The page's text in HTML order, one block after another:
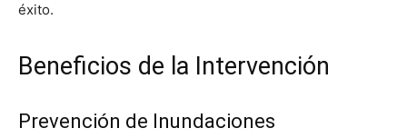
éxito.
Beneficios de la Intervención
Prevención de Inundaciones